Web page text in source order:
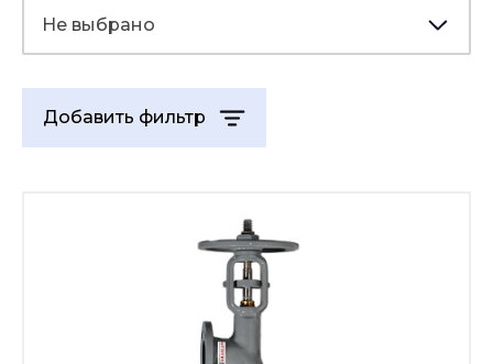
Не выбрано
Добавить фильтр